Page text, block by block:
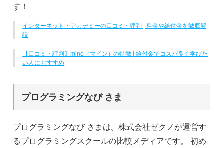
す！
インターネット・アカデミーの口コミ・評判 | 料金や給付金を徹底解
説
【口コミ・評判】mine（マイン）の特徴 | 給付金でコスパ良く学びた
い人におすすめ
プログラミングなび さま
プログラミングなび さまは、株式会社ゼクノが運営す
るプログラミングスクールの比較メディアです。 初め